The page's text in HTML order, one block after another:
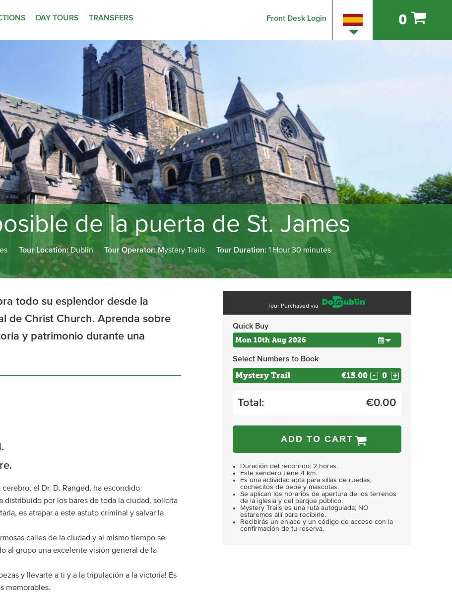
DAY TOURS TRANSFERS Front Desk Login 0
de la puerta de St. James
Tour Location: Dublin Tour Operator:Mystery Trails Tour Duration: 1 Hour 30 minutes
todo su esplendor desde la
de Christ Church. Aprenda sobre
y patrimonio durante una
el Dr. D. Ranged, ha escondido
distribuido por los bares de toda la ciudad, solicita
es atrapar a este astuto criminal y salvar la
calles de la ciudad y al mismo tiempo se
al grupo una excelente visión general de la
y llevarte a ti y a la tripulación a la victoria! Es
memorables.
Tour Purchased via
Quick Buy
Select Numbers to Book
Mystery Trail €15.00 - +
Total: €0.00
ADD TO CART
Duración del recorrido: 2 horas.
Este sendero tiene 4 km.
Es una actividad apta para sillas de ruedas,
cochecitos de bebé y mascotas.
Se aplican los horarios de apertura de los terrenos
de la iglesia y del parque público.
Mystery Trails es una ruta autoguiada; NO
estaremos allí para recibirle.
Recibirás un enlace y un código de acceso con la
confirmación de tu reserva.